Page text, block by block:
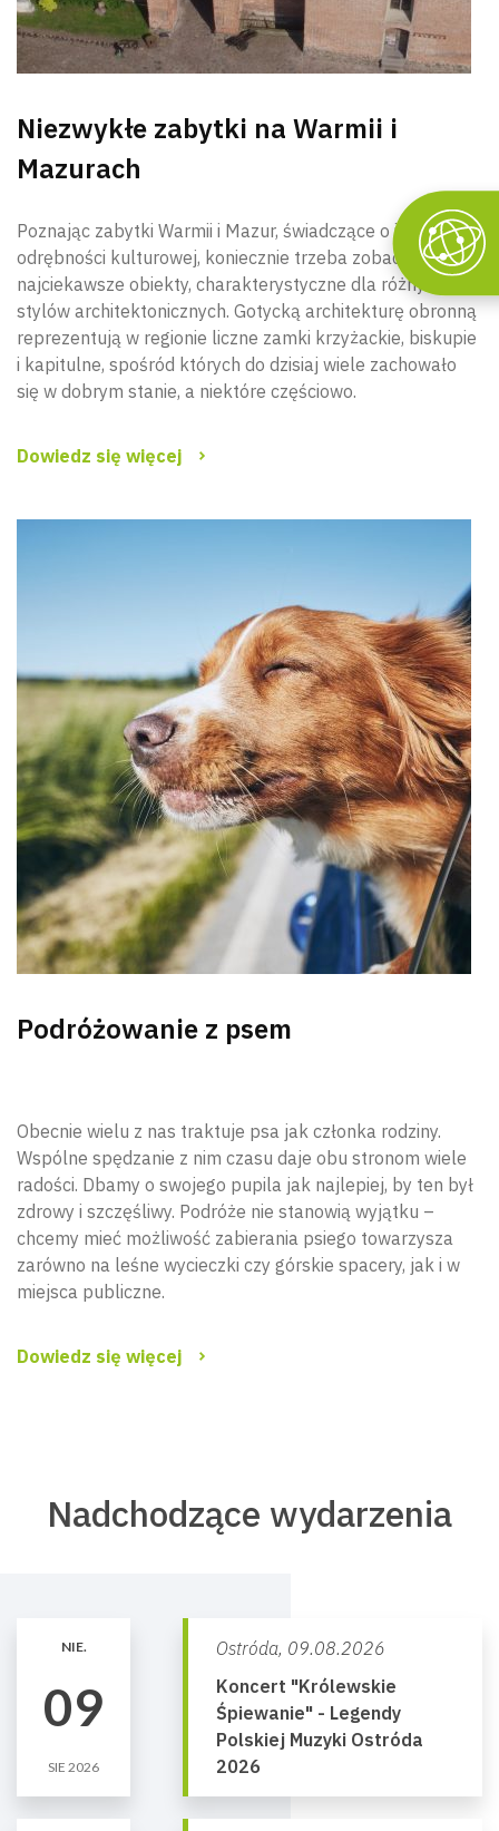
Niezwykłe zabytki na Warmii i
Mazurach
Poznając zabytki Warmii i Mazur, świadczące o ich
odrębności kulturowej, koniecznie trzeba zobaczyć
najciekawsze obiekty, charakterystyczne dla różnych
stylów architektonicznych. Gotycką architekturę obronną
reprezentują w regionie liczne zamki krzyżackie, biskupie
i kapitulne, spośród których do dzisiaj wiele zachowało
się w dobrym stanie, a niektóre częściowo.
Dowiedz się więcej
Podróżowanie z psem
Obecnie wielu z nas traktuje psa jak członka rodziny.
Wspólne spędzanie z nim czasu daje obu stronom wiele
radości. Dbamy o swojego pupila jak najlepiej, by ten był
zdrowy i szczęśliwy. Podróże nie stanowią wyjątku –
chcemy mieć możliwość zabierania psiego towarzysza
zarówno na leśne wycieczki czy górskie spacery, jak i w
miejsca publiczne.
Dowiedz się więcej
Nadchodzące wydarzenia
NIE.
09
SIE 2026
Ostróda, 09.08.2026
Koncert "Królewskie
Śpiewanie" - Legendy
Polskiej Muzyki Ostróda
2026